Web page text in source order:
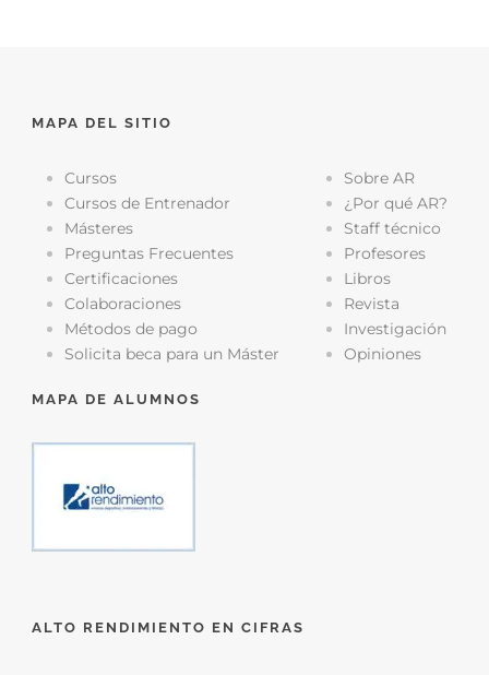
MAPA DEL SITIO
Cursos
Cursos de Entrenador
Másteres
Preguntas Frecuentes
Certificaciones
Colaboraciones
Métodos de pago
Solicita beca para un Máster
Sobre AR
¿Por qué AR?
Staff técnico
Profesores
Libros
Revista
Investigación
Opiniones
MAPA DE ALUMNOS
ALTO RENDIMIENTO EN CIFRAS